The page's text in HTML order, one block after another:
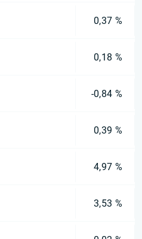
0,37 %
0,18 %
-0,84 %
0,39 %
4,97 %
3,53 %